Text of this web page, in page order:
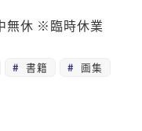
無休 ※臨時休業
書籍
画集